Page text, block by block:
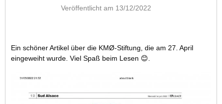
Veröffentlicht am 13/12/2022
Ein schöner Artikel über die KMØ-Stiftung, die am 27. April
eingeweiht wurde. Viel Spaß beim Lesen 😊.